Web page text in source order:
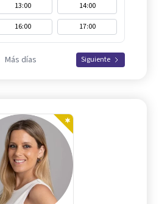
13:00
14:00
16:00 17:00
Más días Siguiente